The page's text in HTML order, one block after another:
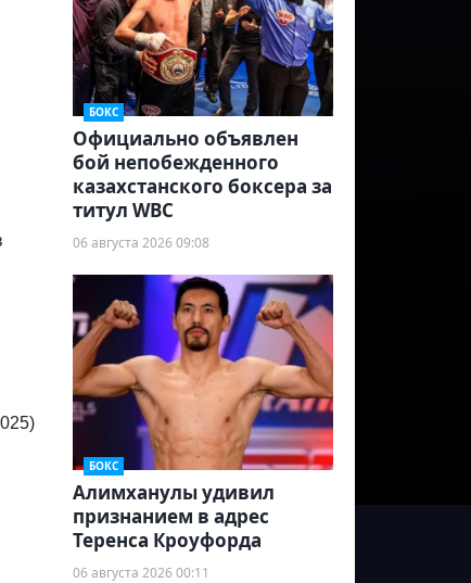
БОКС
Официально объявлен
бой непобежденного
казахстанского боксера за
титул WBC
06 августа 2026 09:08
БОКС
Алимханулы удивил
признанием в адрес
Теренса Кроуфорда
06 августа 2026 00:11